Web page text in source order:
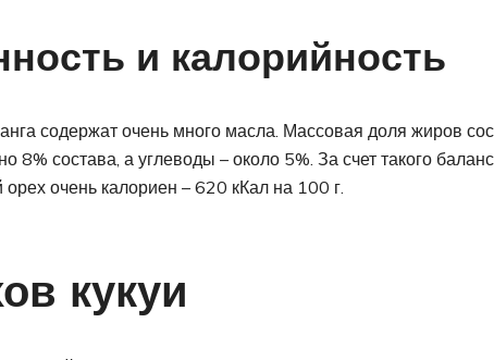
и калорийность
содержат очень много масла. Массовая доля жиров
8% состава, а углеводы – около 5%. За счет такого
очень калориен – 620 кКал на 100 г.
кукуи